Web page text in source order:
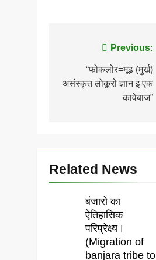
navigation
Previous:
“फोकलोर=मूढ (मुर्ख)
असंस्कृत लोकूरो ज्ञान इ एक
कावेबाज”
Related News
बंजारो का
ऐतिहासिक
परिप्रेक्ष्य।
(Migration of
banjara tribe to